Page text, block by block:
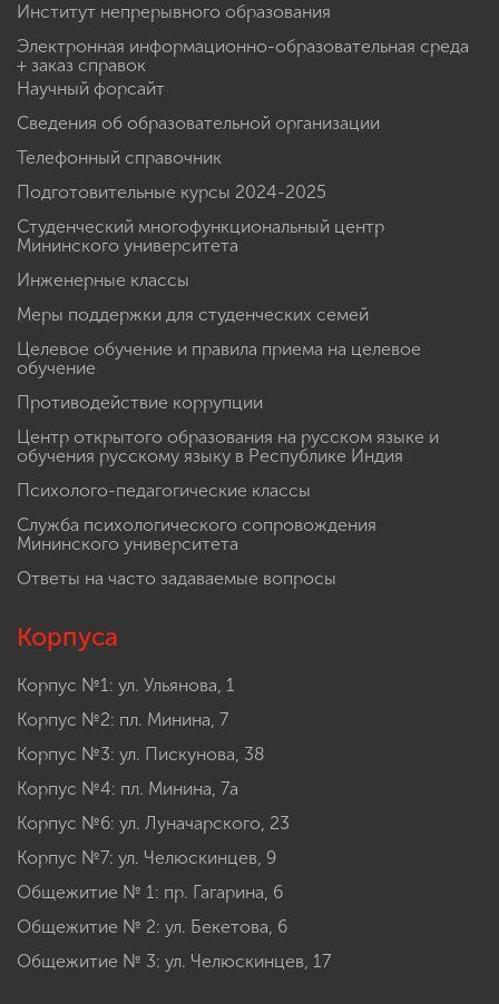
Институт непрерывного образования
Электронная информационно-образовательная среда
+ заказ справок
Научный форсайт
Сведения об образовательной организации
Телефонный справочник
Подготовительные курсы 2024-2025
Студенческий многофункциональный центр
Мининского университета
Инженерные классы
Меры поддержки для студенческих семей
Целевое обучение и правила приема на целевое
обучение
Противодействие коррупции
Центр открытого образования на русском языке и
обучения русскому языку в Республике Индия
Психолого-педагогические классы
Служба психологического сопровождения
Мининского университета
Ответы на часто задаваемые вопросы
Корпуса
Корпус №1: ул. Ульянова, 1
Корпус №2: пл. Минина, 7
Корпус №3: ул. Пискунова, 38
Корпус №4: пл. Минина, 7а
Корпус №6: ул. Луначарского, 23
Корпус №7: ул. Челюскинцев, 9
Общежитие № 1: пр. Гагарина, 6
Общежитие № 2: ул. Бекетова, 6
Общежитие № 3: ул. Челюскинцев, 17